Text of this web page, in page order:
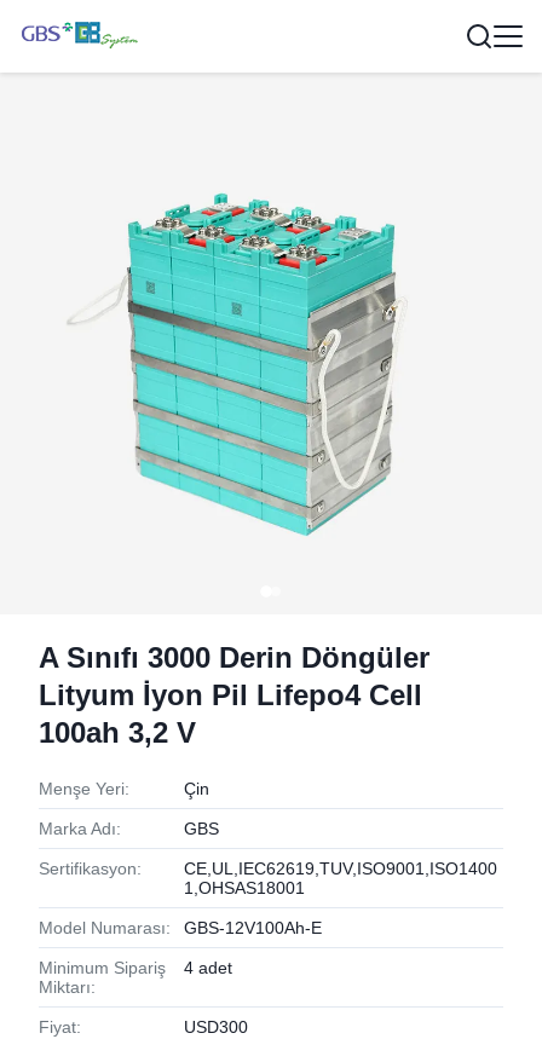
A Sınıfı 3000 Derin Döngüler
Lityum İyon Pil Lifepo4 Cell
100ah 3,2 V
Menşe Yeri: Çin
Marka Adı: GBS
Sertifikasyon:
CE,UL,IEC62619,TUV,ISO9001,ISO1400
1,OHSAS18001
Model Numarası: GBS-12V100Ah-E
Minimum Sipariş
Miktarı:
4 adet
Fiyat: USD300